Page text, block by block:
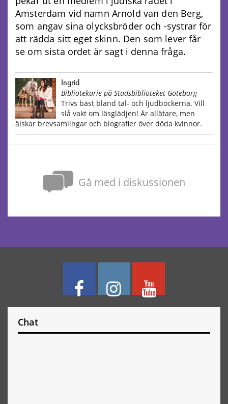
Amsterdam vid namn Arnold van den Berg,
som angav sina olycksbröder och -systrar för
att rädda sitt eget skinn. Den som lever får
se om sista ordet är sagt i denna fråga.
Ingrid
Bibliotekarie på Stadsbiblioteket Göteborg
Trivs bäst bland tal- och ljudböckerna. Vill
slå vakt om läsglädjen! Är allätare, men
älskar brevsamlingar och biografier över döda kvinnor.
Gå med i diskussionen
Chat